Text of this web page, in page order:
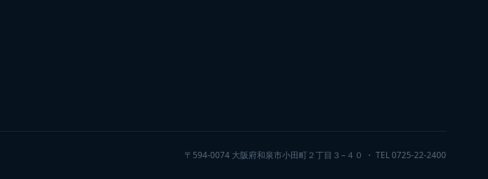
〒594-0074 大阪府和泉市小田町２丁目３−４０ ・ TEL 0725-22-2400